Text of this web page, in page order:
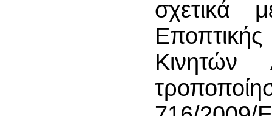
σχετικά